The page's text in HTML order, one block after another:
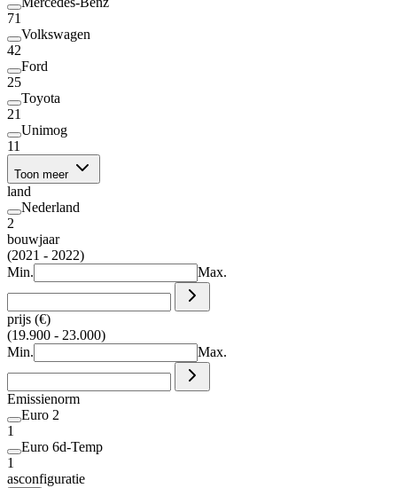
71
Volkswagen
42
Ford
25
Toyota
21
Unimog
11
Toon meer
land
Nederland
2
bouwjaar
(2021 - 2022)
Min.
Max.
prijs (€)
(19.900 - 23.000)
Min.
Max.
Emissienorm
Euro 2
1
Euro 6d-Temp
1
asconfiguratie